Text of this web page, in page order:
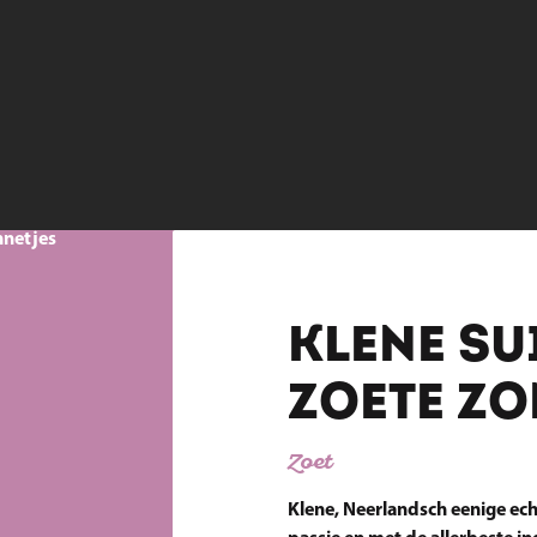
KLENE
ZOETE
Zoet
Klene, Neerlandsch eenige